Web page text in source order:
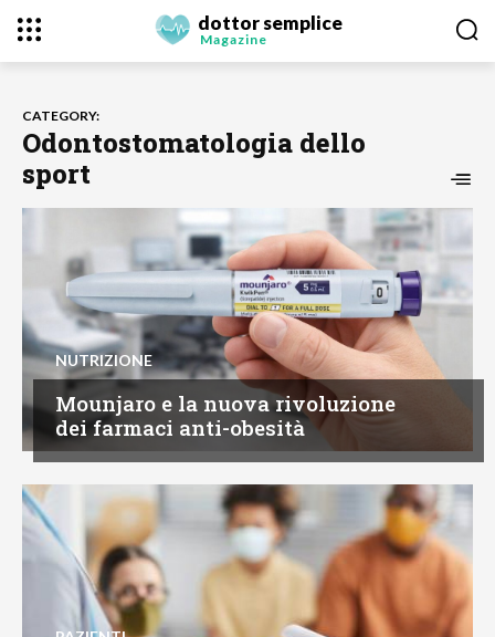
dottor semplice
Magazine
CATEGORY:
Odontostomatologia dello
sport
NUTRIZIONE
Mounjaro e la nuova rivoluzione
dei farmaci anti-obesità